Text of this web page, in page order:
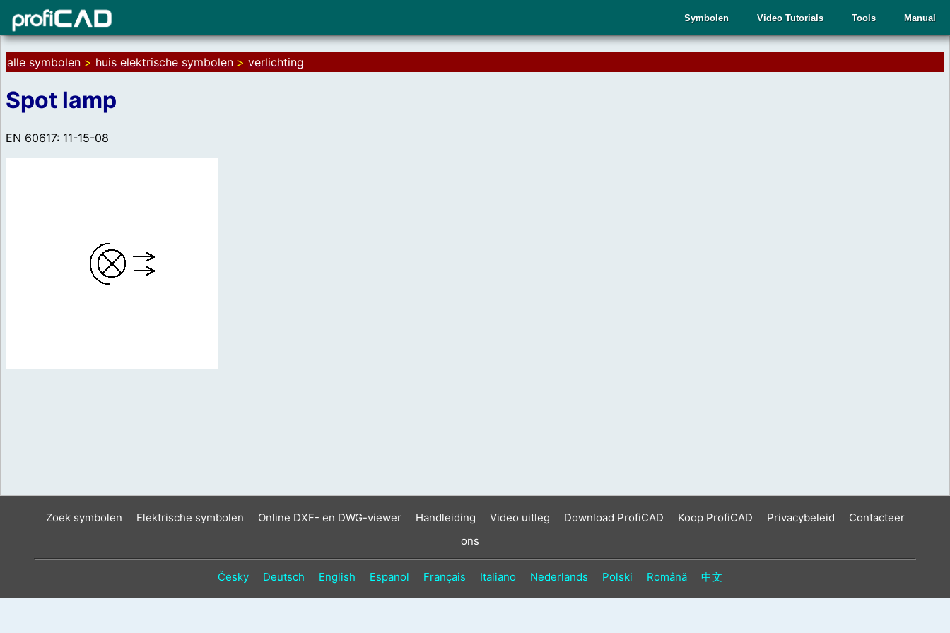
Manual
Tools
Video Tutorials
Symbolen
alle symbolen > huis elektrische symbolen > verlichting
Spot lamp
EN 60617: 11-15-08
Zoek symbolen Elektrische symbolen Online DXF- en DWG-viewer Handleiding Video uitleg Download ProfiCAD Koop ProfiCAD Privacybeleid
Contacteer
ons
Česky Deutsch English Espanol Français Italiano Nederlands Polski Română 中文